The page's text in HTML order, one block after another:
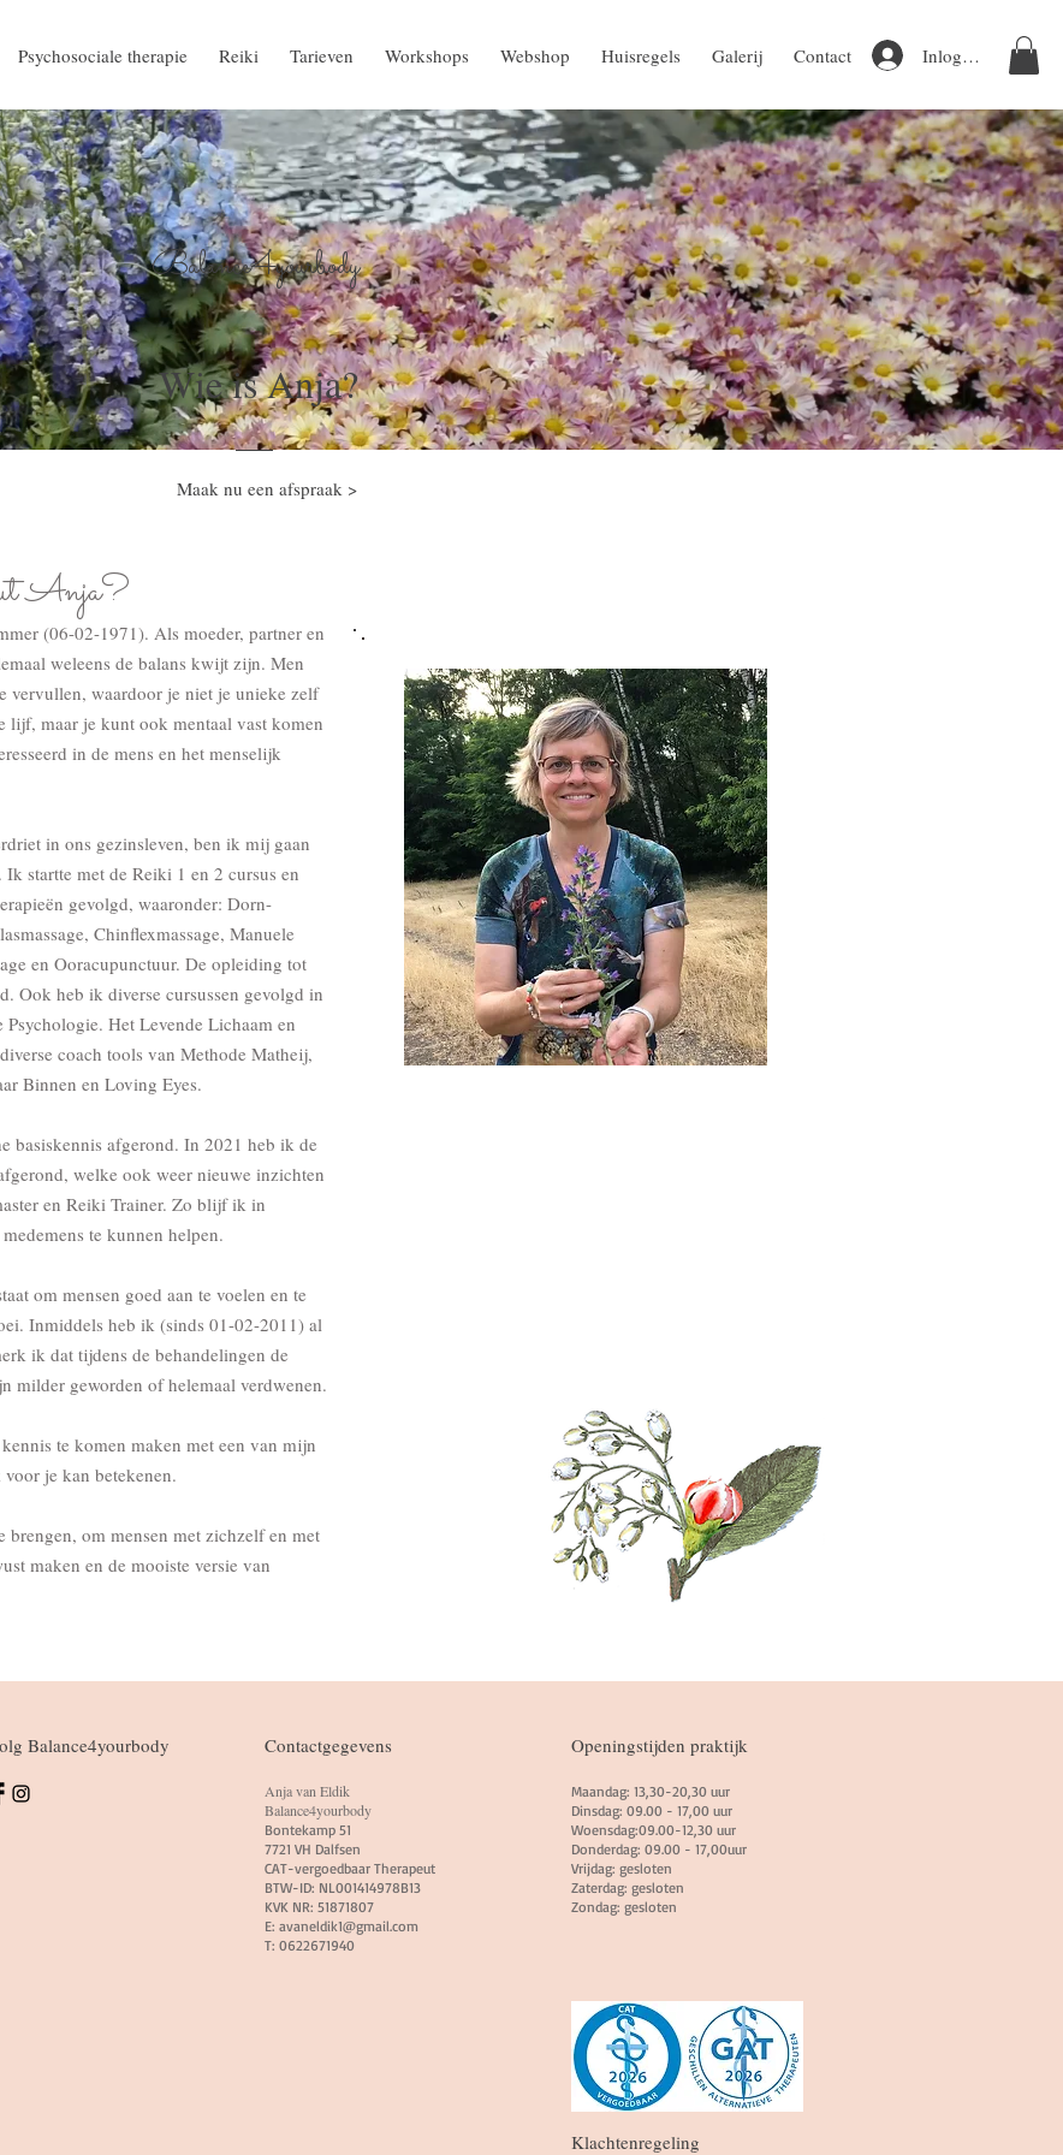
Psychosociale therapie Reiki Tarieven Workshops Webshop Huisregels Galerij Contact Inloggen
Balance4yourbody
Wie is Anja?
Maak nu een afspraak >
Anja?
(06-02-1971). Als moeder, partner en
weleens de balans kwijt zijn. Men
vervullen, waardoor je niet je unieke zelf
maar je kunt ook mentaal vast komen
in de mens en het menselijk
in ons gezinsleven, ben ik mij gaan
startte met de Reiki 1 en 2 cursus en
gevolgd, waaronder: Dorn-
Chinflexmassage, Manuele
en Ooracupunctuur. De opleiding tot
Ook heb ik diverse cursussen gevolgd in
Het Levende Lichaam en
coach tools van Methode Matheij,
Binnen en Loving Eyes.
basiskennis afgerond. In 2021 heb ik de
welke ook weer nieuwe inzichten
en Reiki Trainer. Zo blijf ik in
te kunnen helpen.
om mensen goed aan te voelen en te
Inmiddels heb ik (sinds 01-02-2011) al
ik dat tijdens de behandelingen de
milder geworden of helemaal verdwenen.
te komen maken met een van mijn
je kan betekenen.
om mensen met zichzelf en met
maken en de mooiste versie van
Balance4yourbody Contactgegevens
Anja van Eldik
Balance4yourbody
Bontekamp 51
7721 VH Dalfsen
CAT-vergoedbaar Therapeut
BTW-ID: NL001414978B13
KVK NR: 51871807
E: avaneldik1@gmail.com
T: 0622671940
Openingstijden praktijk
Maandag: 13,30-20,30 uur
Dinsdag: 09.00 - 17,00 uur
Woensdag:09.00-12,30 uur
Donderdag: 09.00 - 17,00uur
Vrijdag: gesloten
Zaterdag: gesloten
Zondag: gesloten
Klachtenregeling